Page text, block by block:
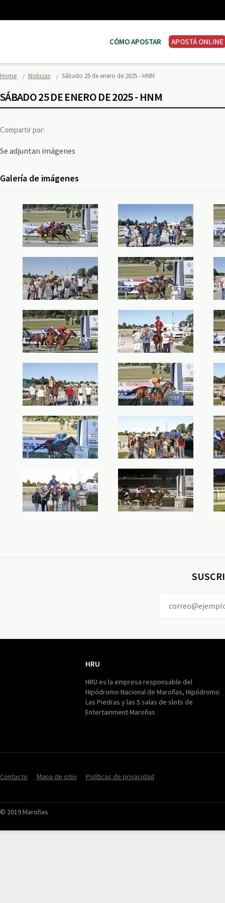
CÓMO APOSTAR APOSTÁ ONLINE
Home Noticias Sábado 25 de enero de 2025 - HNM
SÁBADO 25 DE ENERO DE 2025 - HNM
Compartir por:
Se adjuntan imágenes
Galería de imágenes
HRU
HRU es la empresa responsable del
Hipódromo Nacional de Maroñas, Hipódromo
Las Piedras y las 5 salas de slots de
Entertainment Maroñas
Contacto Mapa de sitio Políticas de privacidad
© 2019 Maroñas